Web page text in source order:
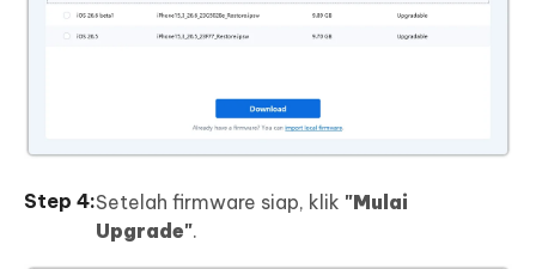
Setelah firmware siap, klik "Mulai
Upgrade".